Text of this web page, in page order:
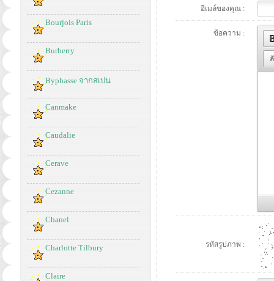
Bourjois Paris
Burberry
Byphasse จากสเปน
Canmake
Caudalie
Cerave
Cezanne
Chanel
Charlotte Tilbury
Claire
อีเมล์ของคุณ :
ข้อความ :
รหัสรูปภาพ :